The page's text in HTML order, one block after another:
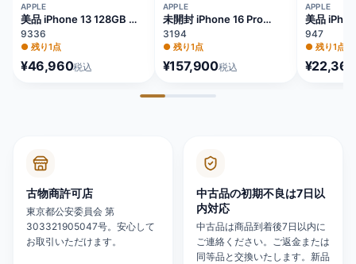
APPLE
美品 iPhone 13 128GB ブ
ルー バッテリー84%
MLNG3J/A
9336
● 残り1点
¥46,960税込
APPLE
未開封 iPhone 16 Pro
128GB ナチュラルチタニ
ウム バッテリー100%
MYMY3J/A
3194
● 残り1点
¥157,900税込
APPLE
美品
64GB レ
81%
947
● 残り1点
¥22,360
古物商許可店
東京都公安委員会 第
303321905047号。安心して
お取引いただけます。
中古品の初期不良は7日以
内対応
中古品は商品到着後7日以内に
ご連絡ください。ご返金または
同等品と交換いたします。新品